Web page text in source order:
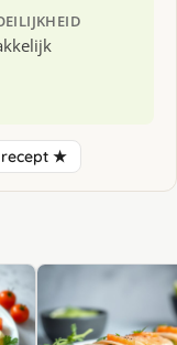
recept ★